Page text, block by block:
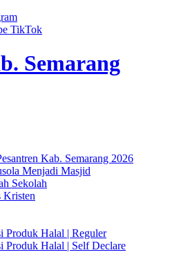
TikTok
Semarang
Kab. Semarang 2026
Menjadi Masjid
Sekolah
Kristen
Produk Halal | Reguler
Produk Halal | Self Declare